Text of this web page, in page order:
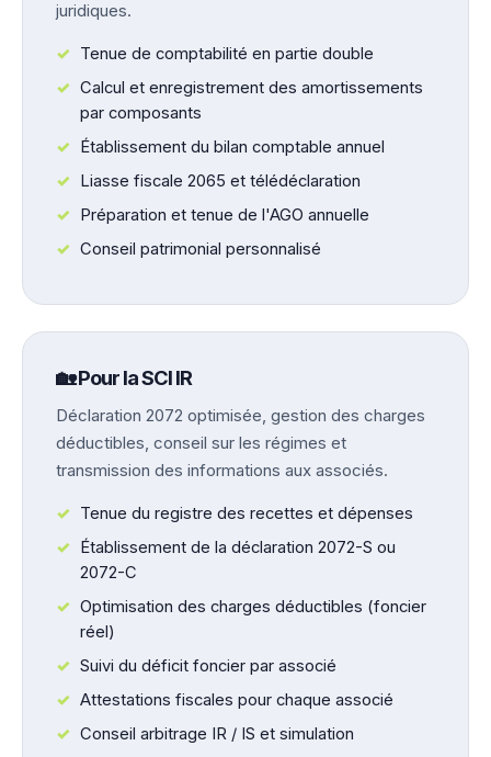
juridiques.
Tenue de comptabilité en partie double
Calcul et enregistrement des amortissements
par composants
Établissement du bilan comptable annuel
Liasse fiscale 2065 et télédéclaration
Préparation et tenue de l'AGO annuelle
Conseil patrimonial personnalisé
🏡 Pour la SCI IR
Déclaration 2072 optimisée, gestion des charges
déductibles, conseil sur les régimes et
transmission des informations aux associés.
Tenue du registre des recettes et dépenses
Établissement de la déclaration 2072-S ou
2072-C
Optimisation des charges déductibles (foncier
réel)
Suivi du déficit foncier par associé
Attestations fiscales pour chaque associé
Conseil arbitrage IR / IS et simulation